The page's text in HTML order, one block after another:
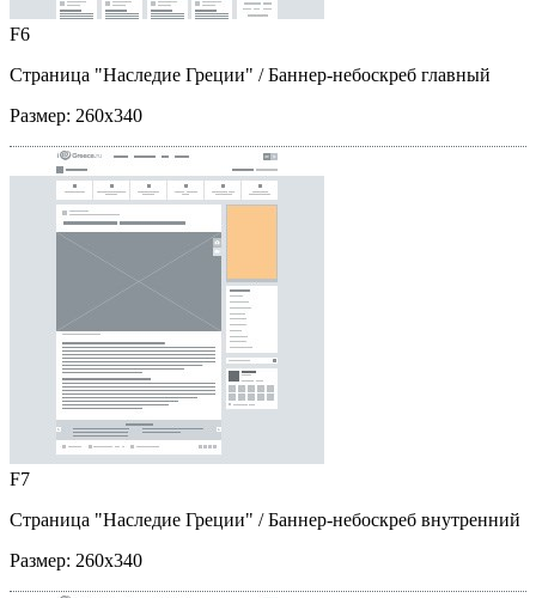
F6
Страница "Наследие Греции" / Баннер-небоскреб главный
Размер: 260x340
F7
Страница "Наследие Греции" / Баннер-небоскреб внутренний
Размер: 260x340